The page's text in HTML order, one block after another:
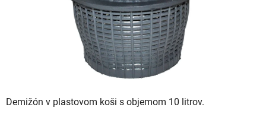
Demižón v plastovom koši s objemom 10 litrov.